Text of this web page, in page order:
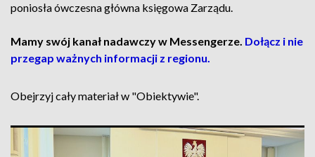
poniosła ówczesna główna księgowa Zarządu.
Mamy swój kanał nadawczy w Messengerze. Dołącz i nie
przegap ważnych informacji z regionu.
Obejrzyj cały materiał w "Obiektywie".